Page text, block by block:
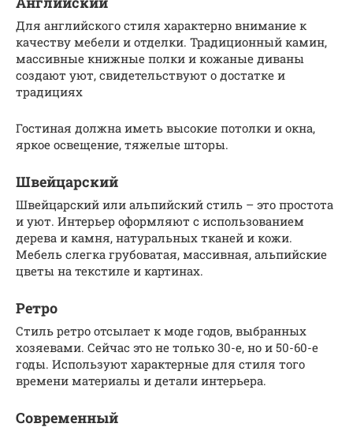
Для английского стиля характерно внимание к
качеству мебели и отделки. Традиционный камин,
массивные книжные полки и кожаные диваны
создают уют, свидетельствуют о достатке и
традициях
Гостиная должна иметь высокие потолки и окна,
яркое освещение, тяжелые шторы.
Швейцарский
Швейцарский или альпийский стиль – это простота
и уют. Интерьер оформляют с использованием
дерева и камня, натуральных тканей и кожи.
Мебель слегка грубоватая, массивная, альпийские
цветы на текстиле и картинах.
Ретро
Стиль ретро отсылает к моде годов, выбранных
хозяевами. Сейчас это не только 30-е, но и 50-60-е
годы. Используют характерные для стиля того
времени материалы и детали интерьера.
Современный